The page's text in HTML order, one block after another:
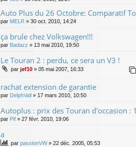
Auto Plus du 26 Octobre: Comparatif
par MELR » 30 oct. 2010, 14:24
ça brule chez Volkswagen!!!
par Badazz » 13 mai 2010, 19:50
Le Touran 2 : perdu, ce sera un V3 !
par jef10 » 05 mai 2007, 16:33
rachat extension de garantie
par DelphVall » 17 mars 2010, 10:50
Autoplus : prix des Touran d'occasion :
par Pif » 27 févr. 2010, 19:06
a
par passionVW» 22 déc. 2005, 05:53